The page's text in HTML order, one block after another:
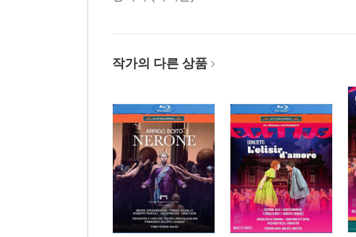
작가의 다른 상품